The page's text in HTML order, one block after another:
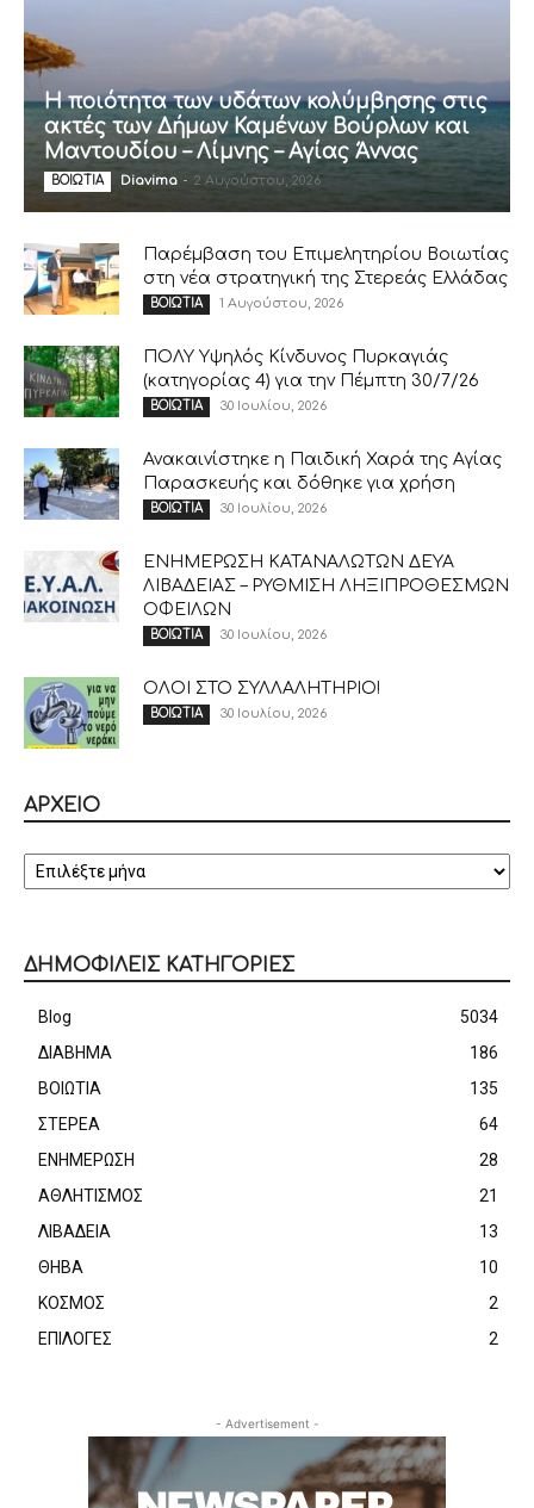
Η ποιότητα των υδάτων κολύμβησης στις
ακτές των Δήμων Καμένων Βούρλων και
Μαντουδίου – Λίμνης – Αγίας Άννας
ΒΟΙΩΤΙΑ Diavima - 2 Αυγούστου, 2026
Παρέμβαση του Επιμελητηρίου Βοιωτίας
στη νέα στρατηγική της Στερεάς Ελλάδας
ΒΟΙΩΤΙΑ 1 Αυγούστου, 2026
ΠΟΛΥ Υψηλός Κίνδυνος Πυρκαγιάς
(κατηγορίας 4) για την Πέμπτη 30/7/26
ΒΟΙΩΤΙΑ 30 Ιουλίου, 2026
Ανακαινίστηκε η Παιδική Χαρά της Αγίας
Παρασκευής και δόθηκε για χρήση
ΒΟΙΩΤΙΑ 30 Ιουλίου, 2026
ΕΝΗΜΕΡΩΣΗ ΚΑΤΑΝΑΛΩΤΩΝ ΔΕΥΑ
ΛΙΒΑΔΕΙΑΣ – ΡΥΘΜΙΣΗ ΛΗΞΙΠΡΟΘΕΣΜΩΝ
ΟΦΕΙΛΩΝ
ΒΟΙΩΤΙΑ 30 Ιουλίου, 2026
ΟΛΟΙ ΣΤΟ ΣΥΛΛΑΛΗΤΗΡΙΟ!
ΒΟΙΩΤΙΑ 30 Ιουλίου, 2026
ΑΡΧΕΙΟ
ΑΡΧΕΙΟ
ΔΗΜΟΦΙΛΕΙΣ ΚΑΤΗΓΟΡΙΕΣ
Blog
5034
ΔΙΑΒΗΜΑ
186
ΒΟΙΩΤΙΑ
135
ΣΤΕΡΕΑ
64
ΕΝΗΜΕΡΩΣΗ
28
ΑΘΛΗΤΙΣΜΟΣ
21
ΛΙΒΑΔΕΙΑ
13
ΘΗΒΑ
10
ΚΟΣΜΟΣ
2
ΕΠΙΛΟΓΕΣ
2
- Advertisement -